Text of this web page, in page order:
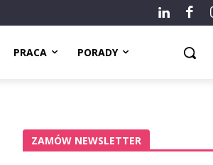
PRACA PORADY
ZAMÓW NEWSLETTER